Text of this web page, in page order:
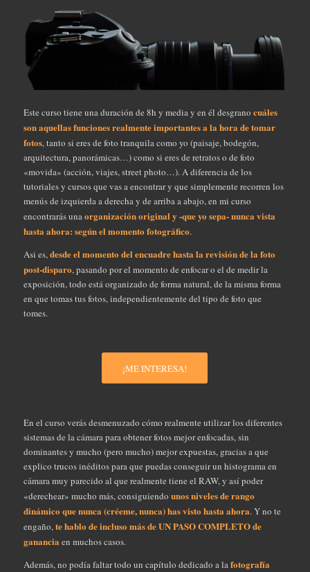
Este curso tiene una duración de 8h y media y en él desgrano cuáles
son aquellas funciones realmente importantes a la hora de tomar
fotos, tanto si eres de foto tranquila como yo (paisaje, bodegón,
arquitectura, panorámicas…) como si eres de retratos o de foto
«movida» (acción, viajes, street photo…). A diferencia de los
tutoriales y cursos que vas a encontrar y que simplemente recorren los
menús de izquierda a derecha y de arriba a abajo, en mi curso
encontrarás unaorganización original y -que yo sepa- nunca vista
hasta ahora: según el momento fotográfico.
Asi es,desde el momento del encuadre hasta la revisión de la foto
post-disparo, pasando por el momento de enfocar o el de medir la
exposición, todo está organizado de forma natural, de la misma forma
en que tomas tus fotos, independientemente del tipo de foto que
tomes.
¡ME INTERESA!
En el curso verás desmenuzado cómo realmente utilizar los diferentes
sistemas de la cámara para obtener fotos mejor enfocadas, sin
dominantes y mucho (pero mucho) mejor expuestas, gracias a que
explico trucos inéditos para que puedas conseguir un histograma en
cámara muy parecido al que realmente tiene el RAW, y así poder
«derechear» mucho más, consiguiendo unos niveles de rango
dinámico que nunca (créeme, nunca) has visto hasta ahora. Y no te
engaño,te hablo de incluso más de UN PASO COMPLETO de
ganancia en muchos casos.
Además, no podía faltar todo un capítulo dedicado a lafotografía